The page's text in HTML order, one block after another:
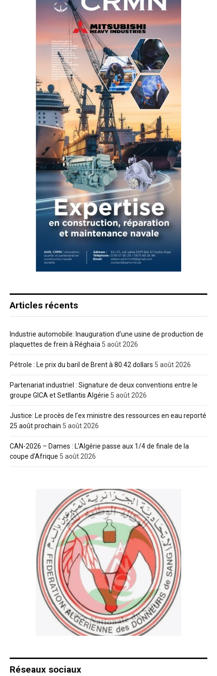
Articles récents
Industrie automobile: Inauguration d’une usine de production de
plaquettes de frein à Réghaïa 5 août 2026
Pétrole : Le prix du baril de Brent à 80.42 dollars 5 août 2026
Partenariat industriel : Signature de deux conventions entre le
groupe GICA et Setllantis Algérie 5 août 2026
Justice: Le procès de l’ex ministre des ressources en eau reporté
25 août prochain 5 août 2026
CAN-2026 – Dames : L’Algérie passe aux 1/4 de finale de la
coupe d’Afrique 5 août 2026
Réseaux sociaux